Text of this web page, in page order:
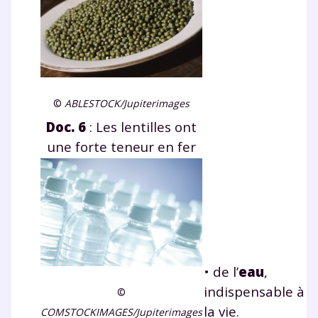
© ABLESTOCK/Jupiterimages
Doc. 6 : Les lentilles ont
une forte teneur en fer
©
COMSTOCKIMAGES/Jupiterimages
• de l’eau,
indispensable à
la vie.